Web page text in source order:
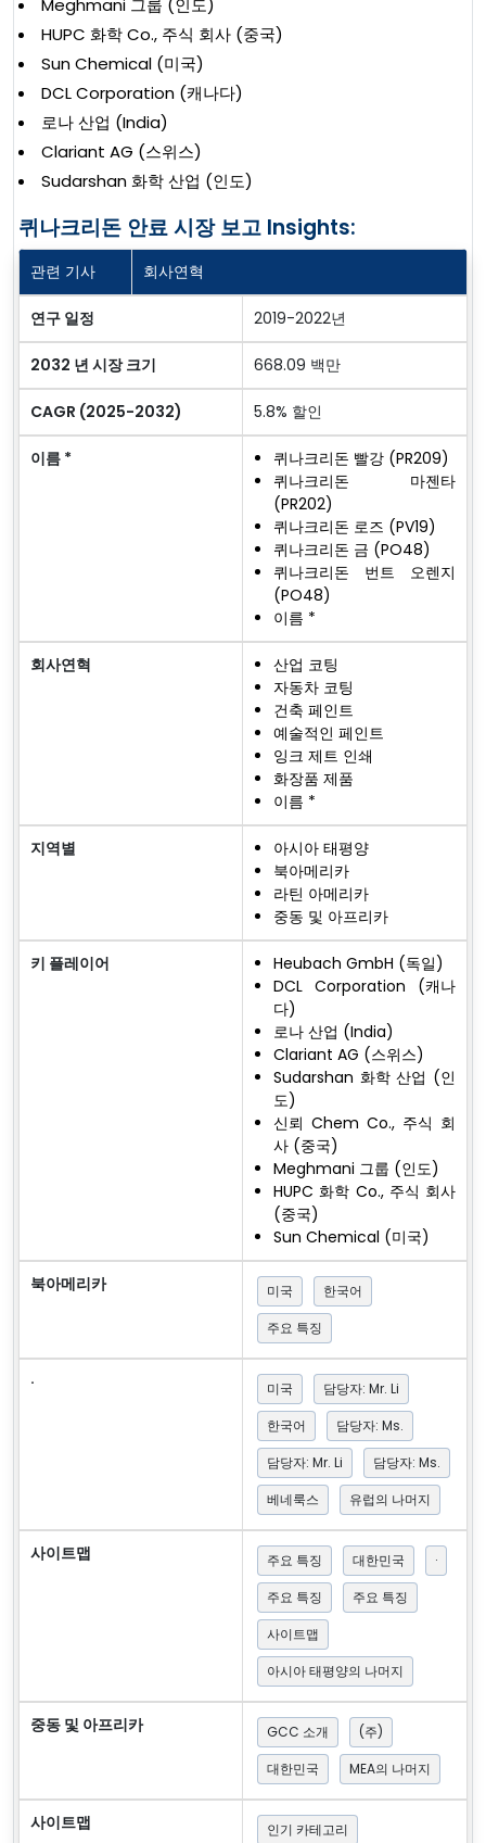
Meghmani 그룹 (인도)
HUPC 화학 Co., 주식 회사 (중국)
Sun Chemical (미국)
DCL Corporation (캐나다)
로나 산업 (India)
Clariant AG (스위스)
Sudarshan 화학 산업 (인도)
퀴나크리돈 안료 시장 보고 Insights:
관련 기사 회사연혁
연구 일정 2019-2022년
2032 년 시장 크기 668.09 백만
CAGR (2025-2032) 5.8% 할인
이름 *
퀴나크리돈 빨강 (PR209)
퀴나크리돈 마젠타
(PR202)
퀴나크리돈 로즈 (PV19)
퀴나크리돈 금 (PO48)
퀴나크리돈 번트 오렌지
(PO48)
이름 *
회사연혁
산업 코팅
자동차 코팅
건축 페인트
예술적인 페인트
잉크 제트 인쇄
화장품 제품
이름 *
지역별
아시아 태평양
북아메리카
라틴 아메리카
중동 및 아프리카
키 플레이어
Heubach GmbH (독일)
DCL Corporation (캐나
다)
로나 산업 (India)
Clariant AG (스위스)
Sudarshan 화학 산업 (인
도)
신뢰 Chem Co., 주식 회
사 (중국)
Meghmani 그룹 (인도)
HUPC 화학 Co., 주식 회사
(중국)
Sun Chemical (미국)
북아메리카 미국
한국어
주요 특징
· 미국
담당자: Mr. Li
한국어
담당자: Ms.
담당자: Mr. Li
담당자: Ms.
베네룩스
유럽의 나머지
사이트맵 주요 특징 대한민국
·
주요 특징
주요 특징
사이트맵
아시아 태평양의 나머지
중동 및 아프리카 GCC 소개
(주)
대한민국
MEA의 나머지
사이트맵 인기 카테고리